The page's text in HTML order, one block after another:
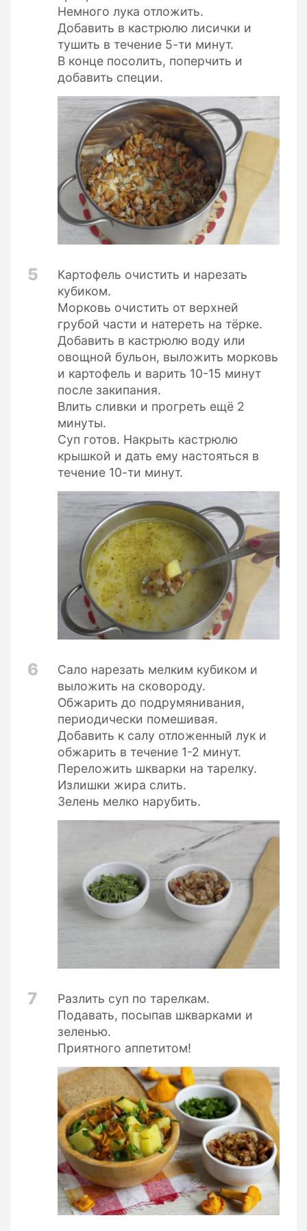
Немного лука отложить.
Добавить в кастрюлю лисички и
тушить в течение 5-ти минут.
В конце посолить, поперчить и
добавить специи.
5
Картофель очистить и нарезать
кубиком.
Морковь очистить от верхней
грубой части и натереть на тёрке.
Добавить в кастрюлю воду или
овощной бульон, выложить морковь
и картофель и варить 10-15 минут
после закипания.
Влить сливки и прогреть ещё 2
минуты.
Суп готов. Накрыть кастрюлю
крышкой и дать ему настояться в
течение 10-ти минут.
6
Сало нарезать мелким кубиком и
выложить на сковороду.
Обжарить до подрумянивания,
периодически помешивая.
Добавить к салу отложенный лук и
обжарить в течение 1-2 минут.
Переложить шкварки на тарелку.
Излишки жира слить.
Зелень мелко нарубить.
7
Разлить суп по тарелкам.
Подавать, посыпав шкварками и
зеленью.
Приятного аппетитом!